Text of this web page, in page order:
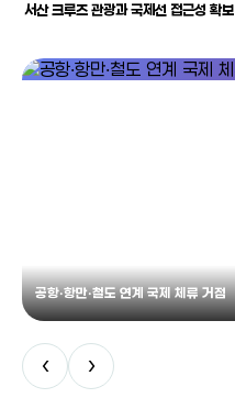
서산 크루즈 관광과 국제선 접근성 확보
공항·항만·철도 연계 국제 체류 거점
‹ ›